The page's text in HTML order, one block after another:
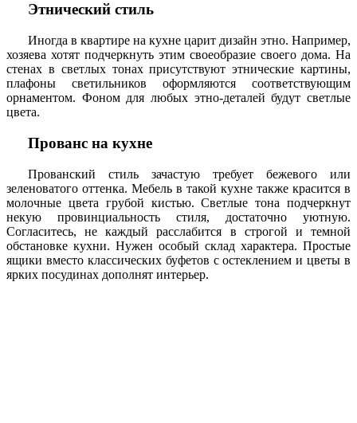
Этнический стиль
Иногда в квартире на кухне царит дизайн этно. Например,
хозяева хотят подчеркнуть этим своеобразие своего дома. На
стенах в светлых тонах присутствуют этнические картины,
плафоны светильников оформляются соответствующим
орнаментом. Фоном для любых этно-деталей будут светлые
цвета.
Прованс на кухне
Прованский стиль зачастую требует бежевого или
зеленоватого оттенка. Мебель в такой кухне также красится в
молочные цвета грубой кистью. Светлые тона подчеркнут
некую провинциальность стиля, достаточно уютную.
Согласитесь, не каждый расслабится в строгой и темной
обстановке кухни. Нужен особый склад характера. Простые
ящики вместо классических буфетов с остеклением и цветы в
ярких посудинах дополнят интерьер.